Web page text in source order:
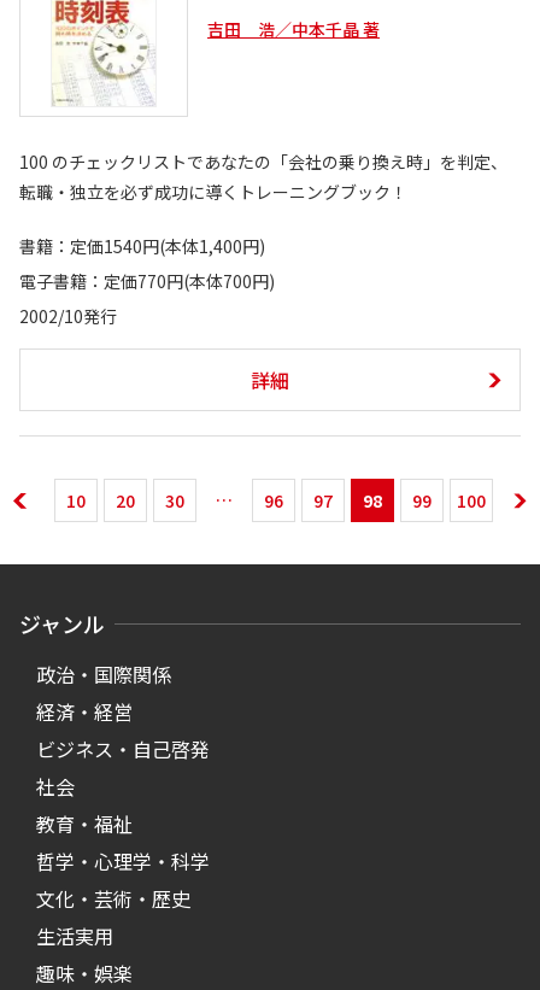
吉田 浩／中本千晶 著
100 のチェックリストであなたの「会社の乗り換え時」を判定、
転職・独立を必ず成功に導くトレーニングブック！
書籍：定価1540円(本体1,400円)
電子書籍：定価770円(本体700円)
2002/10発行
詳細
10 20 30 96 97 98 99 100
ジャンル
政治・国際関係
経済・経営
ビジネス・自己啓発
社会
教育・福祉
哲学・心理学・科学
文化・芸術・歴史
生活実用
趣味・娯楽